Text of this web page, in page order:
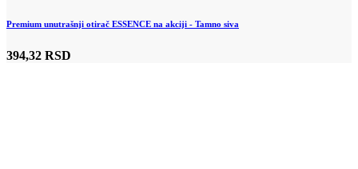
Premium unutrašnji otirač ESSENCE na akciji - Tamno siva
394,32 RSD